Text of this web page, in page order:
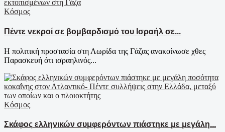
Κόσμος
Πέντε νεκροί σε βομβαρδισμό του Ισραήλ σε...
Η πολιτική προστασία στη Λωρίδα της Γάζας ανακοίνωσε χθες
Παρασκευή ότι ισραηλινός...
Κόσμος
Σκάφος ελληνικών συμφερόντων πιάστηκε με μεγάλη...